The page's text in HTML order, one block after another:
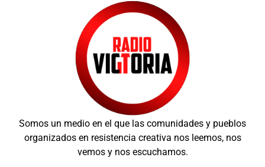
Somos un medio en el que las comunidades y pueblos
organizados en resistencia creativa nos leemos, nos
vemos y nos escuchamos.